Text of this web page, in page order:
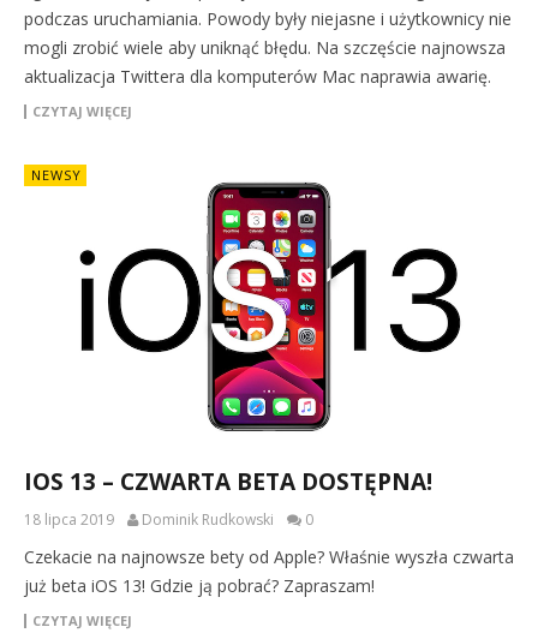
podczas uruchamiania. Powody były niejasne i użytkownicy nie
mogli zrobić wiele aby uniknąć błędu. Na szczęście najnowsza
aktualizacja Twittera dla komputerów Mac naprawia awarię.
CZYTAJ WIĘCEJ
NEWSY
IOS 13 – CZWARTA BETA DOSTĘPNA!
18 lipca 2019 Dominik Rudkowski 0
Czekacie na najnowsze bety od Apple? Właśnie wyszła czwarta
już beta iOS 13! Gdzie ją pobrać? Zapraszam!
CZYTAJ WIĘCEJ